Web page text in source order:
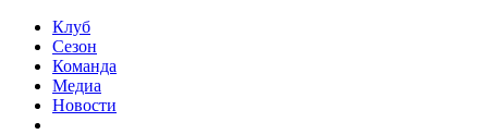
Клуб
Сезон
Команда
Медиа
Новости